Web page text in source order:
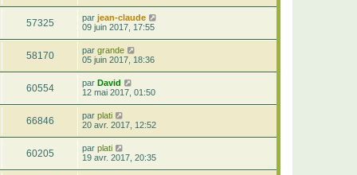
57325 par jean-claude
09 juin 2017, 17:55
58170 par grande
05 juin 2017, 18:36
60554 par David
12 mai 2017, 01:50
66846 par plati
20 avr. 2017, 12:52
60205 par plati
19 avr. 2017, 20:35